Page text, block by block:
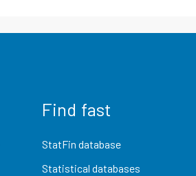
Find fast
StatFin database
Statistical databases